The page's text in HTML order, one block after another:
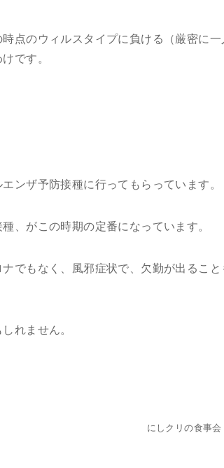
点のウィルスタイプに負ける（厳密に
です。
ンザ予防接種に行ってもらっています。
、がこの時期の定番になっています。
でもなく、風邪症状で、欠勤が出るこ
れません。
にしクリの食事会